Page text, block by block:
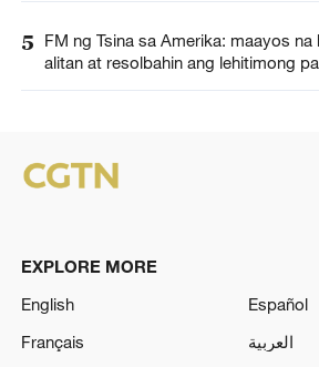
5
FM ng Tsina sa Amerika: maayos
alitan at resolbahin ang lehitimong
EXPLORE MORE
English
Español
Français
العربية